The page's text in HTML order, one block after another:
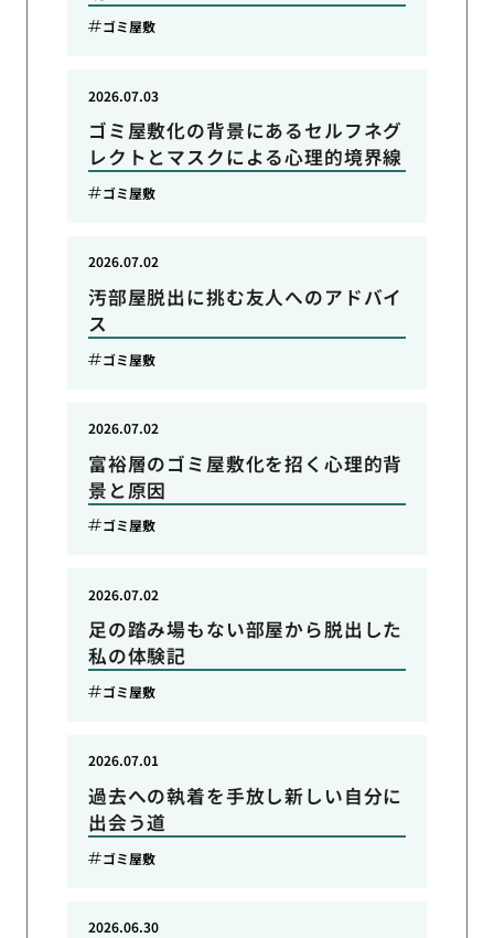
ゴミ屋敷
ゴミ屋敷化の背景にあるセルフネグ
レクトとマスクによる心理的境界線
2026.07.03
ゴミ屋敷
汚部屋脱出に挑む友人へのアドバイ
ス
2026.07.02
ゴミ屋敷
富裕層のゴミ屋敷化を招く心理的背
景と原因
2026.07.02
ゴミ屋敷
足の踏み場もない部屋から脱出した
私の体験記
2026.07.02
ゴミ屋敷
過去への執着を手放し新しい自分に
出会う道
2026.07.01
ゴミ屋敷
2026.06.30